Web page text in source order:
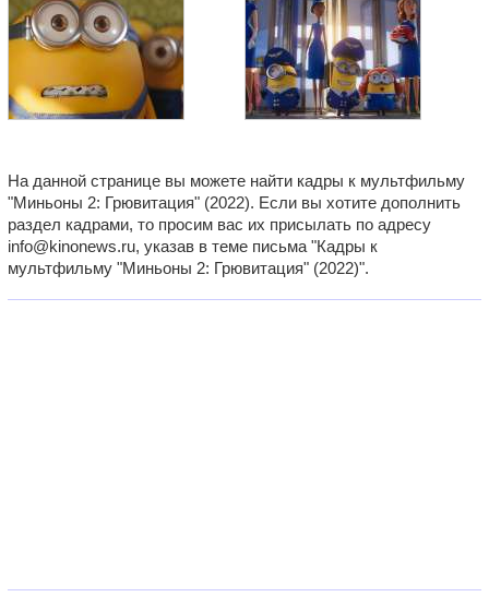
На данной странице вы можете найти кадры к мультфильму
"Миньоны 2: Грювитация" (2022). Если вы хотите дополнить
раздел кадрами, то просим вас их присылать по адресу
info@kinonews.ru, указав в теме письма "Кадры к
мультфильму "Миньоны 2: Грювитация" (2022)".